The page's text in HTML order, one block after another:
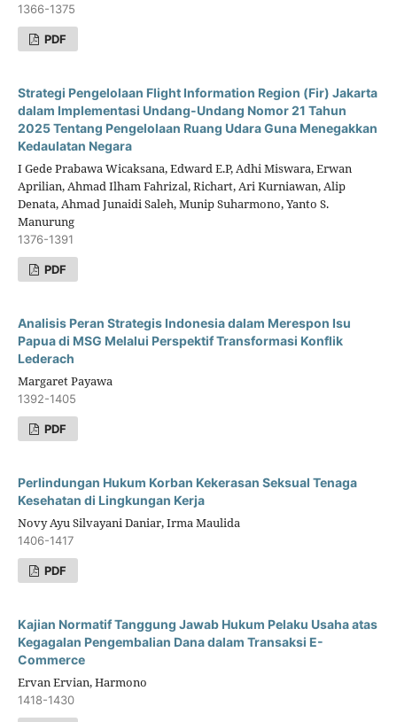
1366-1375
PDF
Strategi Pengelolaan Flight Information Region (Fir) Jakarta
dalam Implementasi Undang-Undang Nomor 21 Tahun
2025 Tentang Pengelolaan Ruang Udara Guna Menegakkan
Kedaulatan Negara
I Gede Prabawa Wicaksana, Edward E.P, Adhi Miswara, Erwan
Aprilian, Ahmad Ilham Fahrizal, Richart, Ari Kurniawan, Alip
Denata, Ahmad Junaidi Saleh, Munip Suharmono, Yanto S.
Manurung
1376-1391
PDF
Analisis Peran Strategis Indonesia dalam Merespon Isu
Papua di MSG Melalui Perspektif Transformasi Konflik
Lederach
Margaret Payawa
1392-1405
PDF
Perlindungan Hukum Korban Kekerasan Seksual Tenaga
Kesehatan di Lingkungan Kerja
Novy Ayu Silvayani Daniar, Irma Maulida
1406-1417
PDF
Kajian Normatif Tanggung Jawab Hukum Pelaku Usaha atas
Kegagalan Pengembalian Dana dalam Transaksi E-
Commerce
Ervan Ervian, Harmono
1418-1430